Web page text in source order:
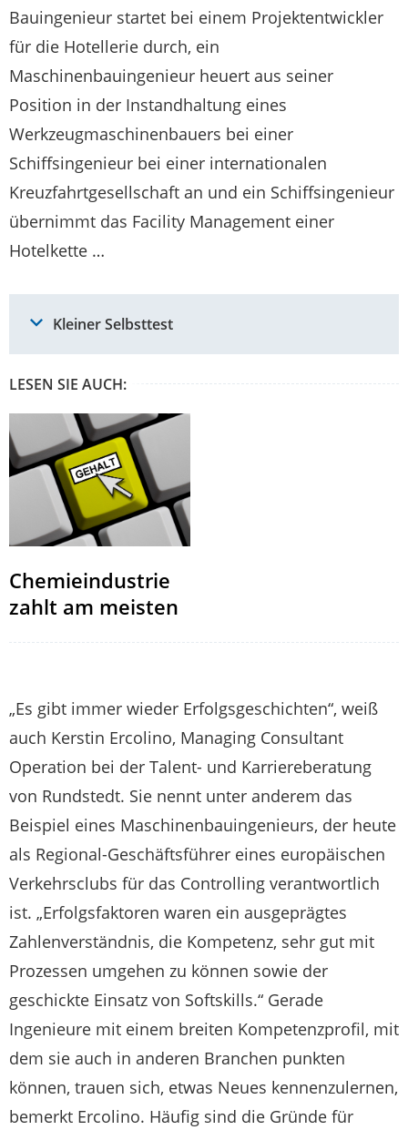
Bauingenieur startet bei einem Projektentwickler
für die Hotellerie durch, ein
Maschinenbauingenieur heuert aus seiner
Position in der Instandhaltung eines
Werkzeugmaschinenbauers bei einer
Schiffsingenieur bei einer internationalen
Kreuzfahrtgesellschaft an und ein Schiffsingenieur
übernimmt das Facility Management einer
Hotelkette …
Kleiner Selbsttest
LESEN SIE AUCH:
Chemieindustrie
zahlt am meisten
„Es gibt immer wieder Erfolgsgeschichten“, weiß
auch Kerstin Ercolino, Managing Consultant
Operation bei der Talent- und Karriereberatung
von Rundstedt. Sie nennt unter anderem das
Beispiel eines Maschinenbauingenieurs, der heute
als Regional-Geschäftsführer eines europäischen
Verkehrsclubs für das Controlling verantwortlich
ist. „Erfolgsfaktoren waren ein ausgeprägtes
Zahlenverständnis, die Kompetenz, sehr gut mit
Prozessen umgehen zu können sowie der
geschickte Einsatz von Softskills.“ Gerade
Ingenieure mit einem breiten Kompetenzprofil, mit
dem sie auch in anderen Branchen punkten
können, trauen sich, etwas Neues kennenzulernen,
bemerkt Ercolino. Häufig sind die Gründe für